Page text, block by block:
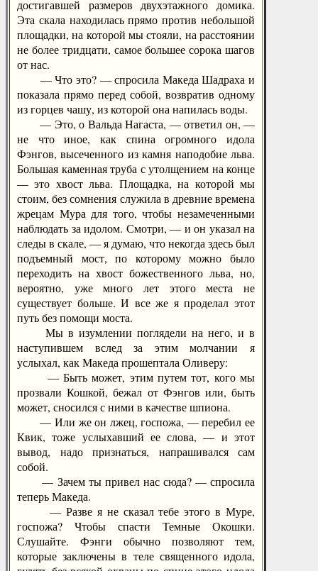
достигавшей размеров двухэтажного домика.
Эта скала находилась прямо против небольшой
площадки, на которой мы стояли, на расстоянии
не более тридцати, самое большее сорока шагов
от нас.
— Что это? — спросила Македа Шадраха и
показала прямо перед собой, возвратив одному
из горцев чашу, из которой она напилась воды.
— Это, о Вальда Нагаста, — ответил он, —
не что иное, как спина огромного идола
Фэнгов, высеченного из камня наподобие льва.
Большая каменная труба с утолщением на конце
— это хвост льва. Площадка, на которой мы
стоим, без сомнения служила в древние времена
жрецам Мура для того, чтобы незамеченными
наблюдать за идолом. Смотри, — и он указал на
следы в скале, — я думаю, что некогда здесь был
подъемный мост, по которому можно было
переходить на хвост божественного льва, но,
вероятно, уже много лет этого места не
существует больше. И все же я проделал этот
путь без помощи моста.
Мы в изумлении поглядели на него, и в
наступившем вслед за этим молчании я
услыхал, как Македа прошептала Оливеру:
— Быть может, этим путем тот, кого мы
прозвали Кошкой, бежал от Фэнгов или, быть
может, сносился с ними в качестве шпиона.
— Или же он лжец, госпожа, — перебил ее
Квик, тоже услыхавший ее слова, — и этот
вывод, надо признаться, напрашивался сам
собой.
— Зачем ты привел нас сюда? — спросила
теперь Македа.
— Разве я не сказал тебе этого в Муре,
госпожа? Чтобы спасти Темные Окошки.
Слушайте. Фэнги обычно позволяют тем,
которые заключены в теле священного идола,